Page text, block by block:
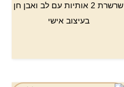
שרשרת 2 אותיות עם לב ואבן חן
בעיצוב אישי